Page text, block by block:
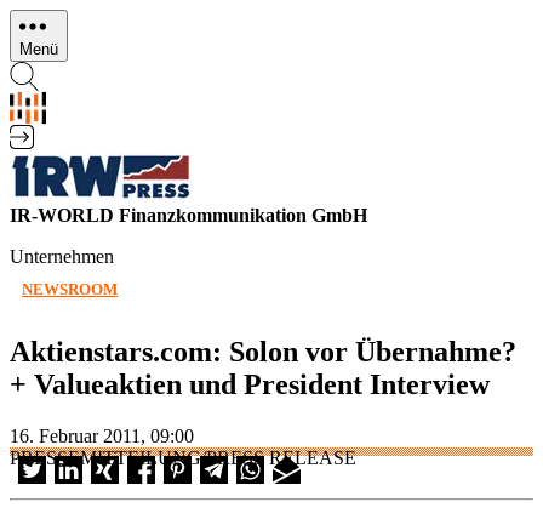
Direkt
zum
Inhalt
Menü
IR-WORLD Finanzkommunikation GmbH
Unternehmen
NEWSROOM
Aktienstars.com: Solon vor Übernahme?
+ Valueaktien und President Interview
16. Februar 2011, 09:00
PRESSEMITTEILUNG/PRESS RELEASE